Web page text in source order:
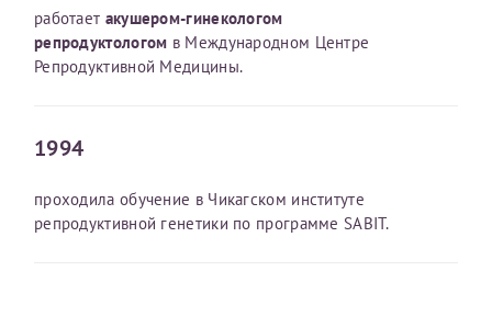
работает акушером-гинекологом
репродуктологом в Международном Центре
Репродуктивной Медицины.
1994
проходила обучение в Чикагском институте
репродуктивной генетики по программе SABIT.